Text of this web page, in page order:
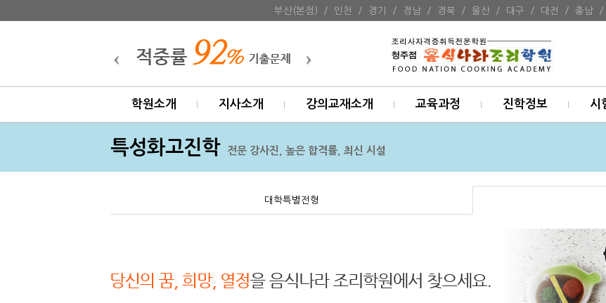
부산(본점) / 인천 / 경기 / 경남 / 경북 / 울산 / 대구 / 대전 / 충남 /
학원소개 지사소개 강의교재소개 교육과정 진학정보 시
특성화고진학 전문 강사진, 높은 합격률, 최신 시설
대학특별전형